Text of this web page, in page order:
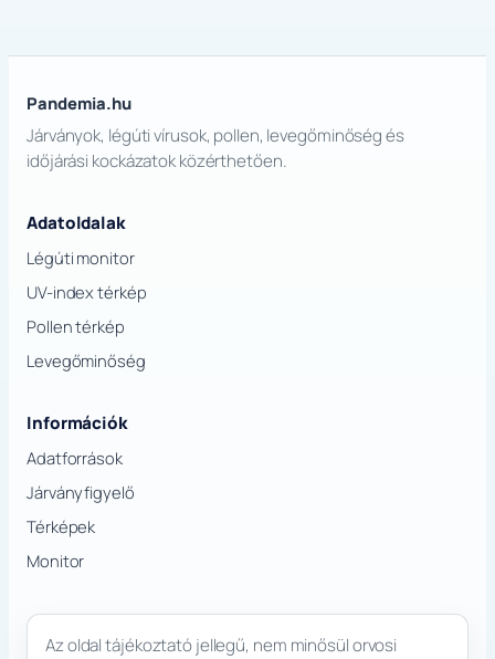
Pandemia.hu
Járványok, légúti vírusok, pollen, levegőminőség és
időjárási kockázatok közérthetően.
Adatoldalak
Légúti monitor
UV-index térkép
Pollen térkép
Levegőminőség
Információk
Adatforrások
Járványfigyelő
Térképek
Monitor
Az oldal tájékoztató jellegű, nem minősül orvosi